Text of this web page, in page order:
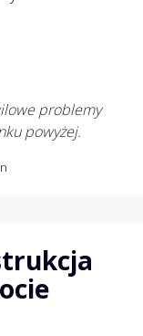
problemy
powyżej.